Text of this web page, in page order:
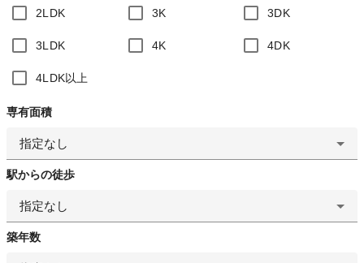
2LDK 3K 3DK
3LDK 4K 4DK
4LDK以上
専有面積
指定なし
駅からの徒歩
指定なし
築年数